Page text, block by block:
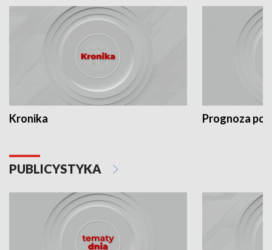
Kronika Prognoza
PUBLICYSTYKA